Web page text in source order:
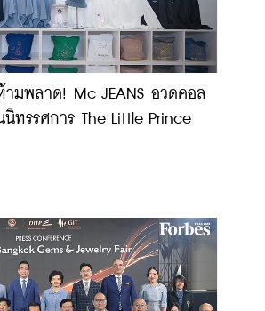
ามพลาด! Mc JEANS อวดคอล
ทรรศการ The Little Prince